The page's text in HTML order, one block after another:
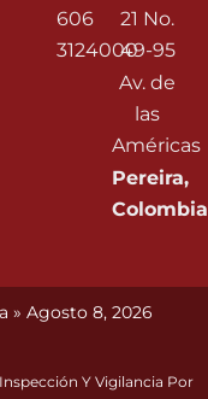
606
3124000
21 No.
49-95
Av. de
las
Américas
Pereira,
Colombia
» Agosto 8, 2026
Y Vigilancia Por